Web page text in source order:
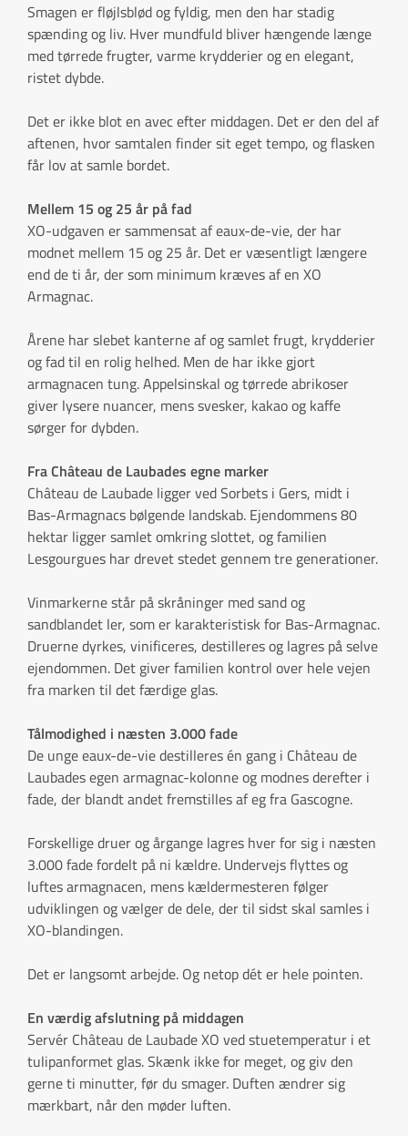
Smagen er fløjlsblød og fyldig, men den har stadig
spænding og liv. Hver mundfuld bliver hængende længe
med tørrede frugter, varme krydderier og en elegant,
ristet dybde.
Det er ikke blot en avec efter middagen. Det er den del af
aftenen, hvor samtalen finder sit eget tempo, og flasken
får lov at samle bordet.
Mellem 15 og 25 år på fad
XO-udgaven er sammensat af eaux-de-vie, der har
modnet mellem 15 og 25 år. Det er væsentligt længere
end de ti år, der som minimum kræves af en XO
Armagnac.
Årene har slebet kanterne af og samlet frugt, krydderier
og fad til en rolig helhed. Men de har ikke gjort
armagnacen tung. Appelsinskal og tørrede abrikoser
giver lysere nuancer, mens svesker, kakao og kaffe
sørger for dybden.
Fra Château de Laubades egne marker
Château de Laubade ligger ved Sorbets i Gers, midt i
Bas-Armagnacs bølgende landskab. Ejendommens 80
hektar ligger samlet omkring slottet, og familien
Lesgourgues har drevet stedet gennem tre generationer.
Vinmarkerne står på skråninger med sand og
sandblandet ler, som er karakteristisk for Bas-Armagnac.
Druerne dyrkes, vinificeres, destilleres og lagres på selve
ejendommen. Det giver familien kontrol over hele vejen
fra marken til det færdige glas.
Tålmodighed i næsten 3.000 fade
De unge eaux-de-vie destilleres én gang i Château de
Laubades egen armagnac-kolonne og modnes derefter i
fade, der blandt andet fremstilles af eg fra Gascogne.
Forskellige druer og årgange lagres hver for sig i næsten
3.000 fade fordelt på ni kældre. Undervejs flyttes og
luftes armagnacen, mens kældermesteren følger
udviklingen og vælger de dele, der til sidst skal samles i
XO-blandingen.
Det er langsomt arbejde. Og netop dét er hele pointen.
En værdig afslutning på middagen
Servér Château de Laubade XO ved stuetemperatur i et
tulipanformet glas. Skænk ikke for meget, og giv den
gerne ti minutter, før du smager. Duften ændrer sig
mærkbart, når den møder luften.